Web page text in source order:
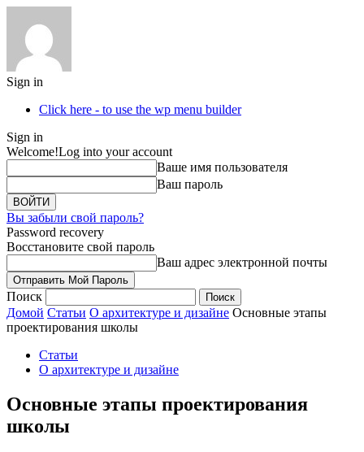
Sign in
Click here - to use the wp menu builder
Sign in
Welcome!Log into your account
Ваше имя пользователя
Ваш пароль
Вы забыли свой пароль?
Password recovery
Восстановите свой пароль
Ваш адрес электронной почты
Поиск
Домой Статьи О архитектуре и дизайне Основные этапы
проектирования школы
Статьи
О архитектуре и дизайне
Основные этапы проектирования
школы